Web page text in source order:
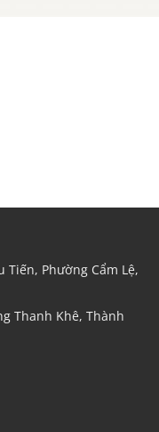
Tiến, Phường Cẩm Lệ,
Thanh Khê, Thành